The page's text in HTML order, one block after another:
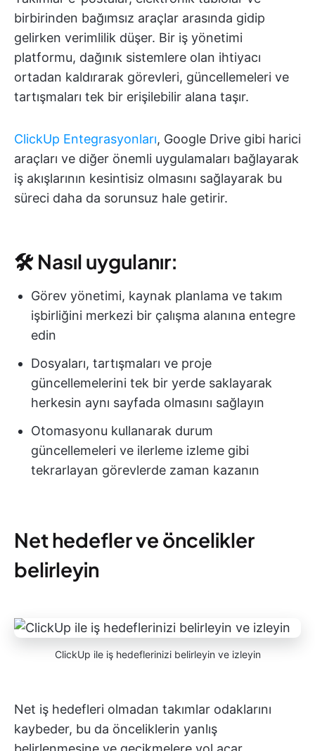
birbirinden bağımsız araçlar arasında gidip
gelirken verimlilik düşer. Bir iş yönetimi
platformu, dağınık sistemlere olan ihtiyacı
ortadan kaldırarak görevleri, güncellemeleri ve
tartışmaları tek bir erişilebilir alana taşır.
ClickUp Entegrasyonları, Google Drive gibi harici
araçları ve diğer önemli uygulamaları bağlayarak
iş akışlarının kesintisiz olmasını sağlayarak bu
süreci daha da sorunsuz hale getirir.
🛠 Nasıl uygulanır:
Görev yönetimi, kaynak planlama ve takım
işbirliğini merkezi bir çalışma alanına entegre
edin
Dosyaları, tartışmaları ve proje
güncellemelerini tek bir yerde saklayarak
herkesin aynı sayfada olmasını sağlayın
Otomasyonu kullanarak durum
güncellemeleri ve ilerleme izleme gibi
tekrarlayan görevlerde zaman kazanın
Net hedefler ve öncelikler
belirleyin
ClickUp ile iş hedeflerinizi belirleyin ve izleyin
Net iş hedefleri olmadan takımlar odaklarını
kaybeder, bu da önceliklerin yanlış